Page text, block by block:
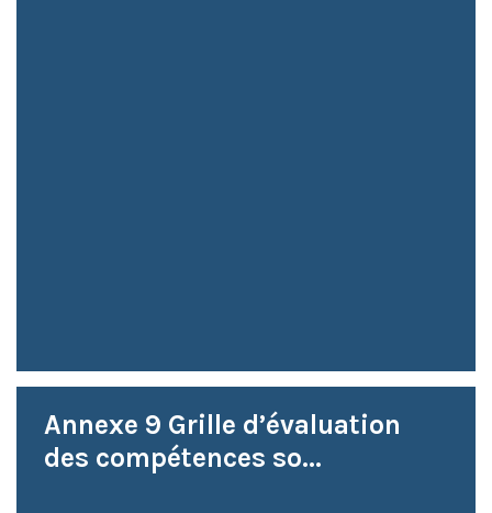
Annexe 9 Grille d’évaluation
des compétences so...